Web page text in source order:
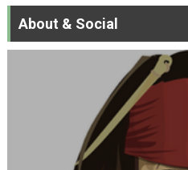
About & Social